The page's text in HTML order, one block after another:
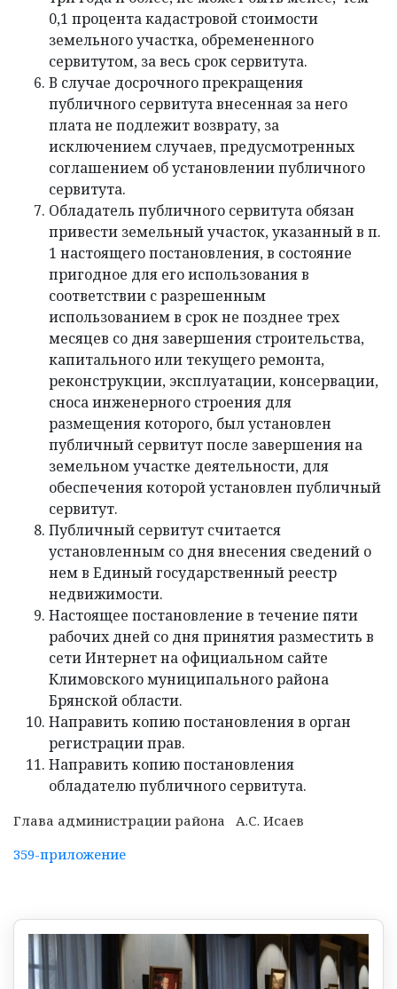
0,1 процента кадастровой стоимости
земельного участка, обремененного
сервитутом, за весь срок сервитута.
В случае досрочного прекращения
публичного сервитута внесенная за него
плата не подлежит возврату, за
исключением случаев, предусмотренных
соглашением об установлении публичного
сервитута.
Обладатель публичного сервитута обязан
привести земельный участок, указанный в п.
1 настоящего постановления, в состояние
пригодное для его использования в
соответствии с разрешенным
использованием в срок не позднее трех
месяцев со дня завершения строительства,
капитального или текущего ремонта,
реконструкции, эксплуатации, консервации,
сноса инженерного строения для
размещения которого, был установлен
публичный сервитут после завершения на
земельном участке деятельности, для
обеспечения которой установлен публичный
сервитут.
Публичный сервитут считается
установленным со дня внесения сведений о
нем в Единый государственный реестр
недвижимости.
Настоящее постановление в течение пяти
рабочих дней со дня принятия разместить в
сети Интернет на официальном сайте
Климовского муниципального района
Брянской области.
Направить копию постановления в орган
регистрации прав.
Направить копию постановления
обладателю публичного сервитута.
Глава администрации района А.С. Исаев
359-приложение